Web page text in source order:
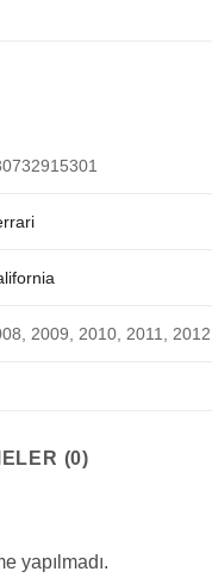
2009, 2010, 2011,
(0)
yapılmadı.